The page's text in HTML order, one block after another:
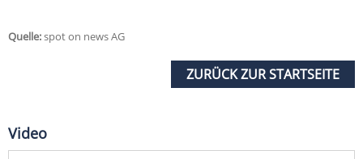
Quelle:spot on news AG
ZURÜCK ZUR STARTSEITE
Video